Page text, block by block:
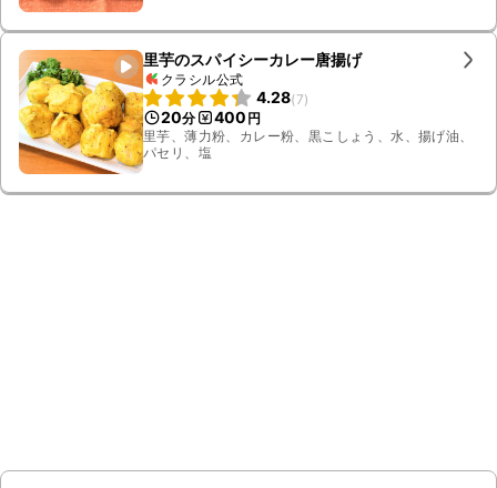
里芋のスパイシーカレー唐揚げ
クラシル公式
4.28(7)
20分 400 円
里芋、薄力粉、カレー粉、黒こしょう、水、揚げ油、
パセリ、塩